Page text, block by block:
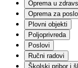
Plišane
Vozila |
Kockice
Vozila |
Slagalice
Igračke
Oprema u
Oprema za
Plovni objekti
Poljoprivreda
Poslovi
Ručni radovi
Školski pribor i